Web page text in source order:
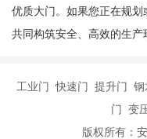
优质大门。如果您正在规划
共同构筑安全、高效的生产
工业门 快速门 提升门
门 变
版权所有：